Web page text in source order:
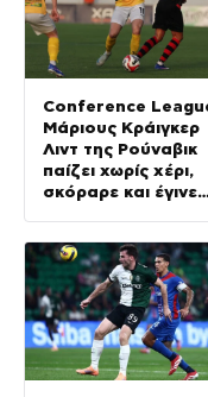
Conference
Μάριους Κράιγκερ
Λιντ της Ρούναβικ
παίζει χωρίς χέρι,
σκόραρε και έγινε